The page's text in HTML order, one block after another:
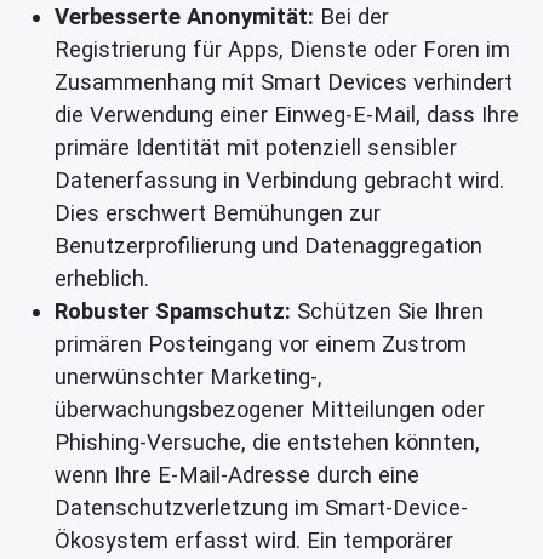
Verbesserte Anonymität: Bei der
Registrierung für Apps, Dienste oder Foren im
Zusammenhang mit Smart Devices verhindert
die Verwendung einer Einweg-E-Mail, dass Ihre
primäre Identität mit potenziell sensibler
Datenerfassung in Verbindung gebracht wird.
Dies erschwert Bemühungen zur
Benutzerprofilierung und Datenaggregation
erheblich.
Robuster Spamschutz: Schützen Sie Ihren
primären Posteingang vor einem Zustrom
unerwünschter Marketing-,
überwachungsbezogener Mitteilungen oder
Phishing-Versuche, die entstehen könnten,
wenn Ihre E-Mail-Adresse durch eine
Datenschutzverletzung im Smart-Device-
Ökosystem erfasst wird. Ein temporärer